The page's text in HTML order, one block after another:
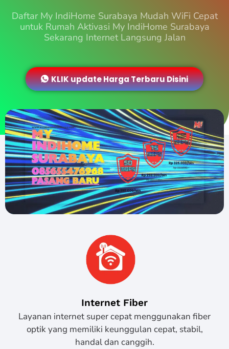
Daftar My IndiHome Surabaya Mudah WiFi Cepat
untuk Rumah Aktivasi My IndiHome Surabaya
Sekarang Internet Langsung Jalan
KLIK update Harga Terbaru Disini
Internet Fiber
Layanan internet super cepat menggunakan fiber
optik yang memiliki keunggulan cepat, stabil,
handal dan canggih.